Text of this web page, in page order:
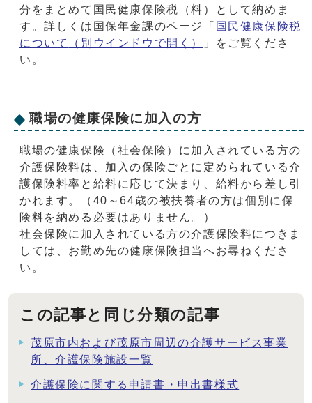
分をまとめて国民健康保険税（料）として納めま
す。詳しくは国保年金課のページ「 国民健康保険税
について
（別ウインドウで開く）
」をご覧くださ
い。
職場の健康保険に加入の方
職場の健康保険（社会保険）に加入されている方の
介護保険料は、加入の保険ごとに定められている介
護保険料率と給料に応じて決まり、給料から差し引
かれます。（40～64歳の被扶養者の方は個別に保
険料を納める必要はありません。）
社会保険に加入されている方の介護保険料につきま
しては、お勤め先の健康保険担当へお尋ねくださ
い。
この記事と同じ分類の記事
茂原市内および茂原市周辺の介護サービス事業
所、介護保険施設一覧
介護保険に関する申請書・申出書様式